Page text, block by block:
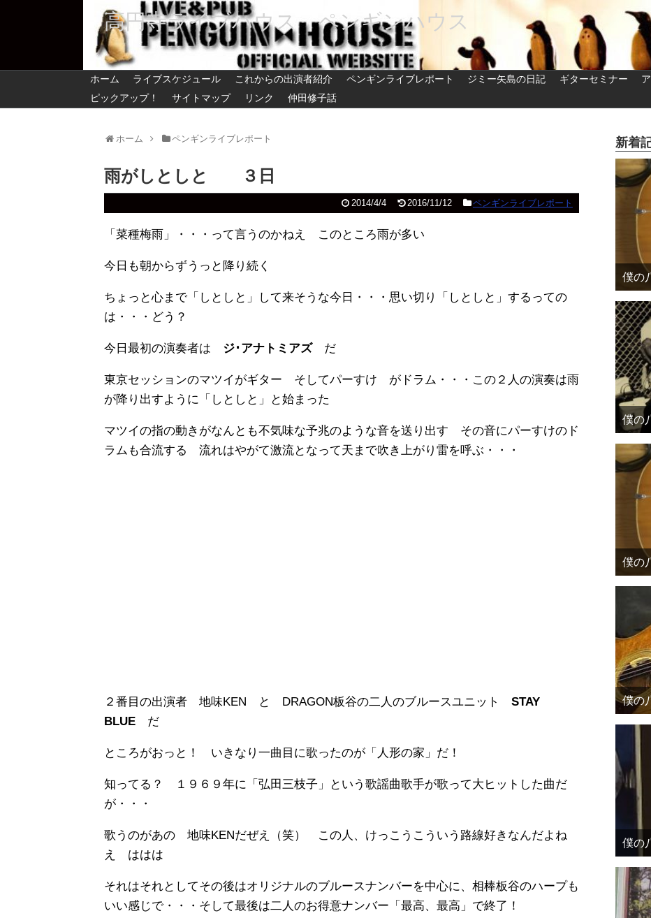
高円寺ライブハウス ペンギンハウス
ホーム ライブスケジュール これからの出演者紹介 ペンギンライブレポート ジミー矢島の日記 ギターセミナー
ピックアップ！
サイトマップ リンク 仲田修子話
ホーム ペンギンライブレポート
雨がしとしと ３日
2014/4/4 2016/11/12 ペンギンライブレポート
「菜種梅雨」・・・って言うのかねえ このところ雨が多い
今日も朝からずうっと降り続く
ちょっと心まで「しとしと」して来そうな今日・・・思い切り「しとしと」するっての
は・・・どう？
今日最初の演奏者は ジ･アナトミアズだ
東京セッションのマツイがギター そしてパーすけ がドラム・・・この２人の演奏は雨
が降り出すように「しとしと」と始まった
マツイの指の動きがなんとも不気味な予兆のような音を送り出す その音にパーすけのド
ラムも合流する 流れはやがて激流となって天まで吹き上がり雷を呼ぶ・・・
２番目の出演者 地味KEN と DRAGON板谷の二人のブルースユニット STAY
BLUE だ
ところがおっと！ いきなり一曲目に歌ったのが「人形の家」だ！
知ってる？ １９６９年に「弘田三枝子」という歌謡曲歌手が歌って大ヒットした曲だ
が・・・
歌うのがあの 地味KENだぜえ（笑） この人、けっこうこういう路線好きなんだよね
え ははは
それはそれとしてその後はオリジナルのブルースナンバーを中心に、相棒板谷のハープも
いい感じで・・・そして最後は二人のお得意ナンバー「最高、最高」で終了！
新着
僕の
僕の
僕の
僕の
僕の